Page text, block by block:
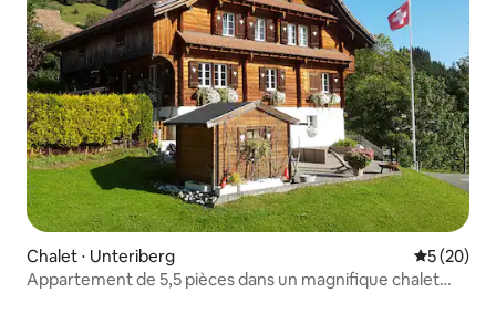
Chalet ⋅ Unteriberg
5 (20)
Appartement de 5,5 pièces dans un magnifique chalet